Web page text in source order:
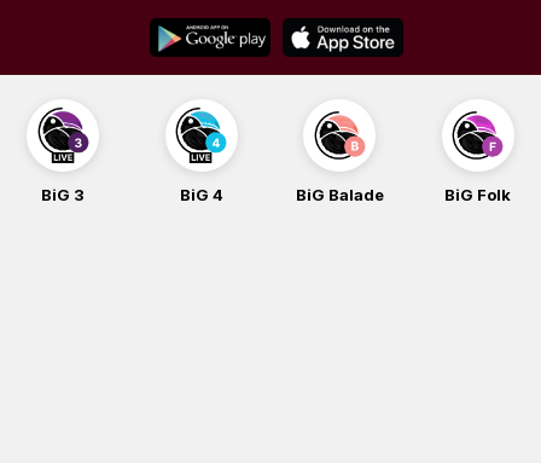
content
BiG 3 BiG 4 BiG Balade BiG Folk